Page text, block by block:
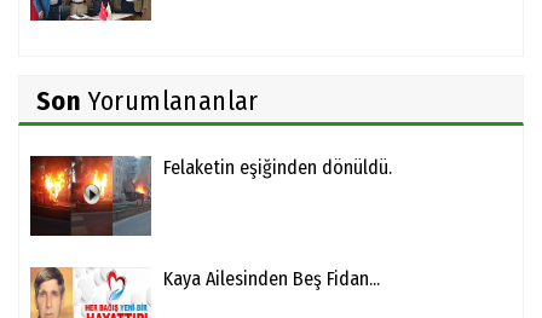
Son Yorumlananlar
Felaketin eşiğinden dönüldü.
Kaya Ailesinden Beş Fidan...